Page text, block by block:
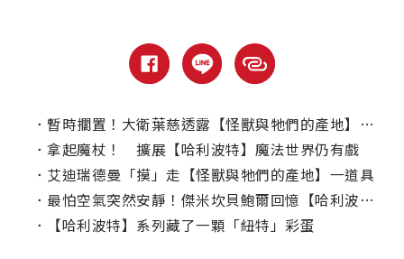
． 暫時擱置！大衛葉慈透露【怪獸與牠們的產地】動向
． 拿起魔杖！ 擴展【哈利波特】魔法世界仍有戲
． 艾迪瑞德曼「摸」走【怪獸與牠們的產地】一道具
． 最怕空氣突然安靜！傑米坎貝鮑爾回憶【哈利波特】超糗試鏡
．
【哈利波特】系列藏了一顆「紐特」彩蛋